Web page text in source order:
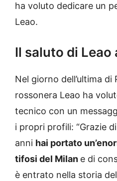
ha voluto dedicare un
Leao.
Il saluto di Leao
Nel giorno dell’ultima di
rossonera Leao ha
tecnico con un
i propri profili: “Grazie
anni hai portato
tifosi del Milan e di
è entrato nella storia